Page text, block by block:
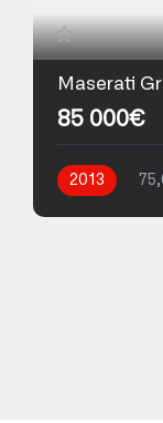
Maserati
85 000€
2013